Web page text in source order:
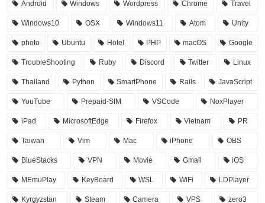
Android Windows Wordpress Chrome Travel
Windows10 OSX Windows11 Atom Unity
photo Ubuntu Hotel PHP macOS Google
TroubleShooting Ruby Discord Twitter Linux
Thailand Python SmartPhone Rails JavaScript
YouTube Prepaid-SIM VSCode NoxPlayer
iPad MicrosoftEdge Firefox Vietnam PR
Taiwan Vim Mac iPhone OBS
BlueStacks VPN Movie Gmail iOS
MEmuPlay KeyBoard WSL WiFi LDPlayer
Kyrgyzstan Steam Camera VPS zero3